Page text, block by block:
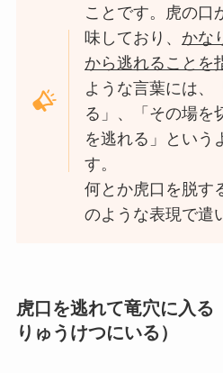
ことです。虎の口
味しており、 かな
から逃れることを
ような言葉には、
る」、「その場を
を逃れる」という
す。
何とか虎口を脱す
のような表現で遣
虎口を逃れて竜穴に入る
りゅうけつにいる）